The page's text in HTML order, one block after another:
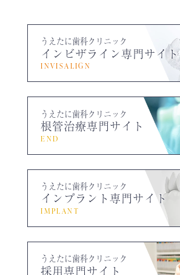
うえたに歯科クリニック
インビザライン専門サイト
INVISALIGN
うえたに歯科クリニック
根管治療専門サイト
END
うえたに歯科クリニック
インプラント専門サイト
IMPLANT
うえたに歯科クリニック
採用専門サイト